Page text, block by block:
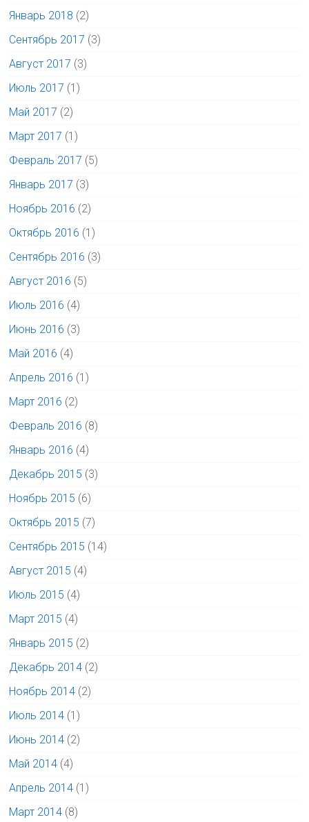
Январь 2018 (2)
Сентябрь 2017 (3)
Август 2017 (3)
Июль 2017 (1)
Май 2017 (2)
Март 2017 (1)
Февраль 2017 (5)
Январь 2017 (3)
Ноябрь 2016 (2)
Октябрь 2016 (1)
Сентябрь 2016 (3)
Август 2016 (5)
Июль 2016 (4)
Июнь 2016 (3)
Май 2016 (4)
Апрель 2016 (1)
Март 2016 (2)
Февраль 2016 (8)
Январь 2016 (4)
Декабрь 2015 (3)
Ноябрь 2015 (6)
Октябрь 2015 (7)
Сентябрь 2015 (14)
Август 2015 (4)
Июль 2015 (4)
Март 2015 (4)
Январь 2015 (2)
Декабрь 2014 (2)
Ноябрь 2014 (2)
Июль 2014 (1)
Июнь 2014 (2)
Май 2014 (4)
Апрель 2014 (1)
Март 2014 (8)